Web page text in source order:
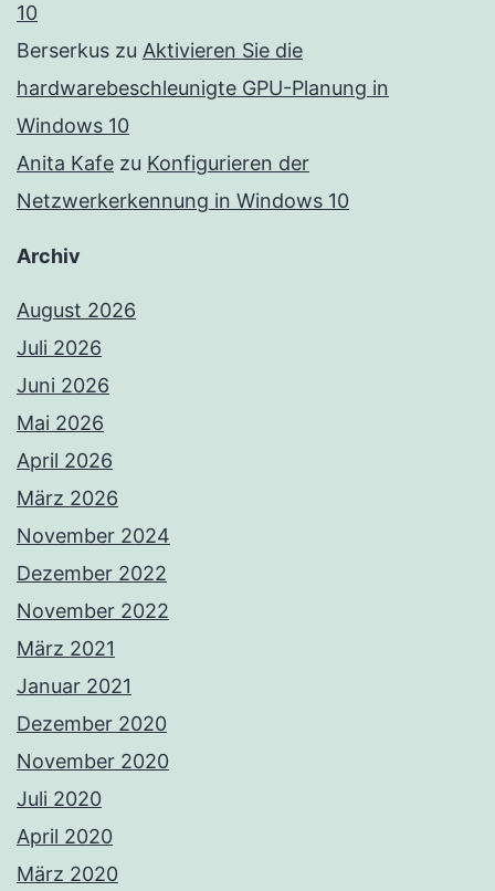
10
Berserkus zu Aktivieren Sie die
hardwarebeschleunigte GPU-Planung in
Windows 10
Anita Kafe zu Konfigurieren der
Netzwerkerkennung in Windows 10
Archiv
August 2026
Juli 2026
Juni 2026
Mai 2026
April 2026
März 2026
November 2024
Dezember 2022
November 2022
März 2021
Januar 2021
Dezember 2020
November 2020
Juli 2020
April 2020
März 2020